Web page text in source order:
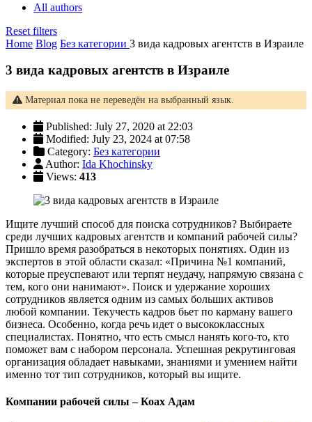
All authors
Reset filters
Home Blog Без категории 3 вида кадровых агентств в Израиле
3 вида кадровых агентств в Израиле
Материал пока не переведён на выбранный язык.
Published: July 27, 2020 at 22:03
Modified: July 23, 2024 at 07:58
Category: Без категории
Author: Ida Khochinsky
Views: 413
Ищите лучший способ для поиска сотрудников? Выбираете
среди лучших кадровых агентств и компаний рабочей силы?
Пришло время разобраться в некоторых понятиях. Один из
экспертов в этой области сказал: «Причина №1 компаний,
которые преуспевают или терпят неудачу, напрямую связана с
тем, кого они нанимают». Поиск и удержание хороших
сотрудников является одним из самых больших активов
любой компании. Текучесть кадров бьет по карману вашего
бизнеса. Особенно, когда речь идет о высококлассных
специалистах. Понятно, что есть смысл нанять кого-то, кто
поможет вам с набором персонала. Успешная рекрутинговая
организация обладает навыками, знаниями и умением найти
именно тот тип сотрудников, который вы ищите.
Компании рабочей силы – Коах Адам